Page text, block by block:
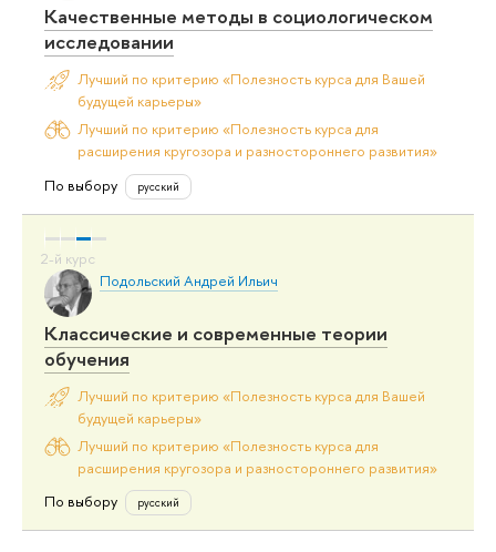
Качественные методы в социологическом
исследовании
Лучший по критерию «Полезность курса для Вашей
будущей карьеры»
Лучший по критерию «Полезность курса для
расширения кругозора и разностороннего развития»
По выбору
русский
Подольский Андрей Ильич
Классические и современные теории
обучения
Лучший по критерию «Полезность курса для Вашей
будущей карьеры»
Лучший по критерию «Полезность курса для
расширения кругозора и разностороннего развития»
По выбору
русский